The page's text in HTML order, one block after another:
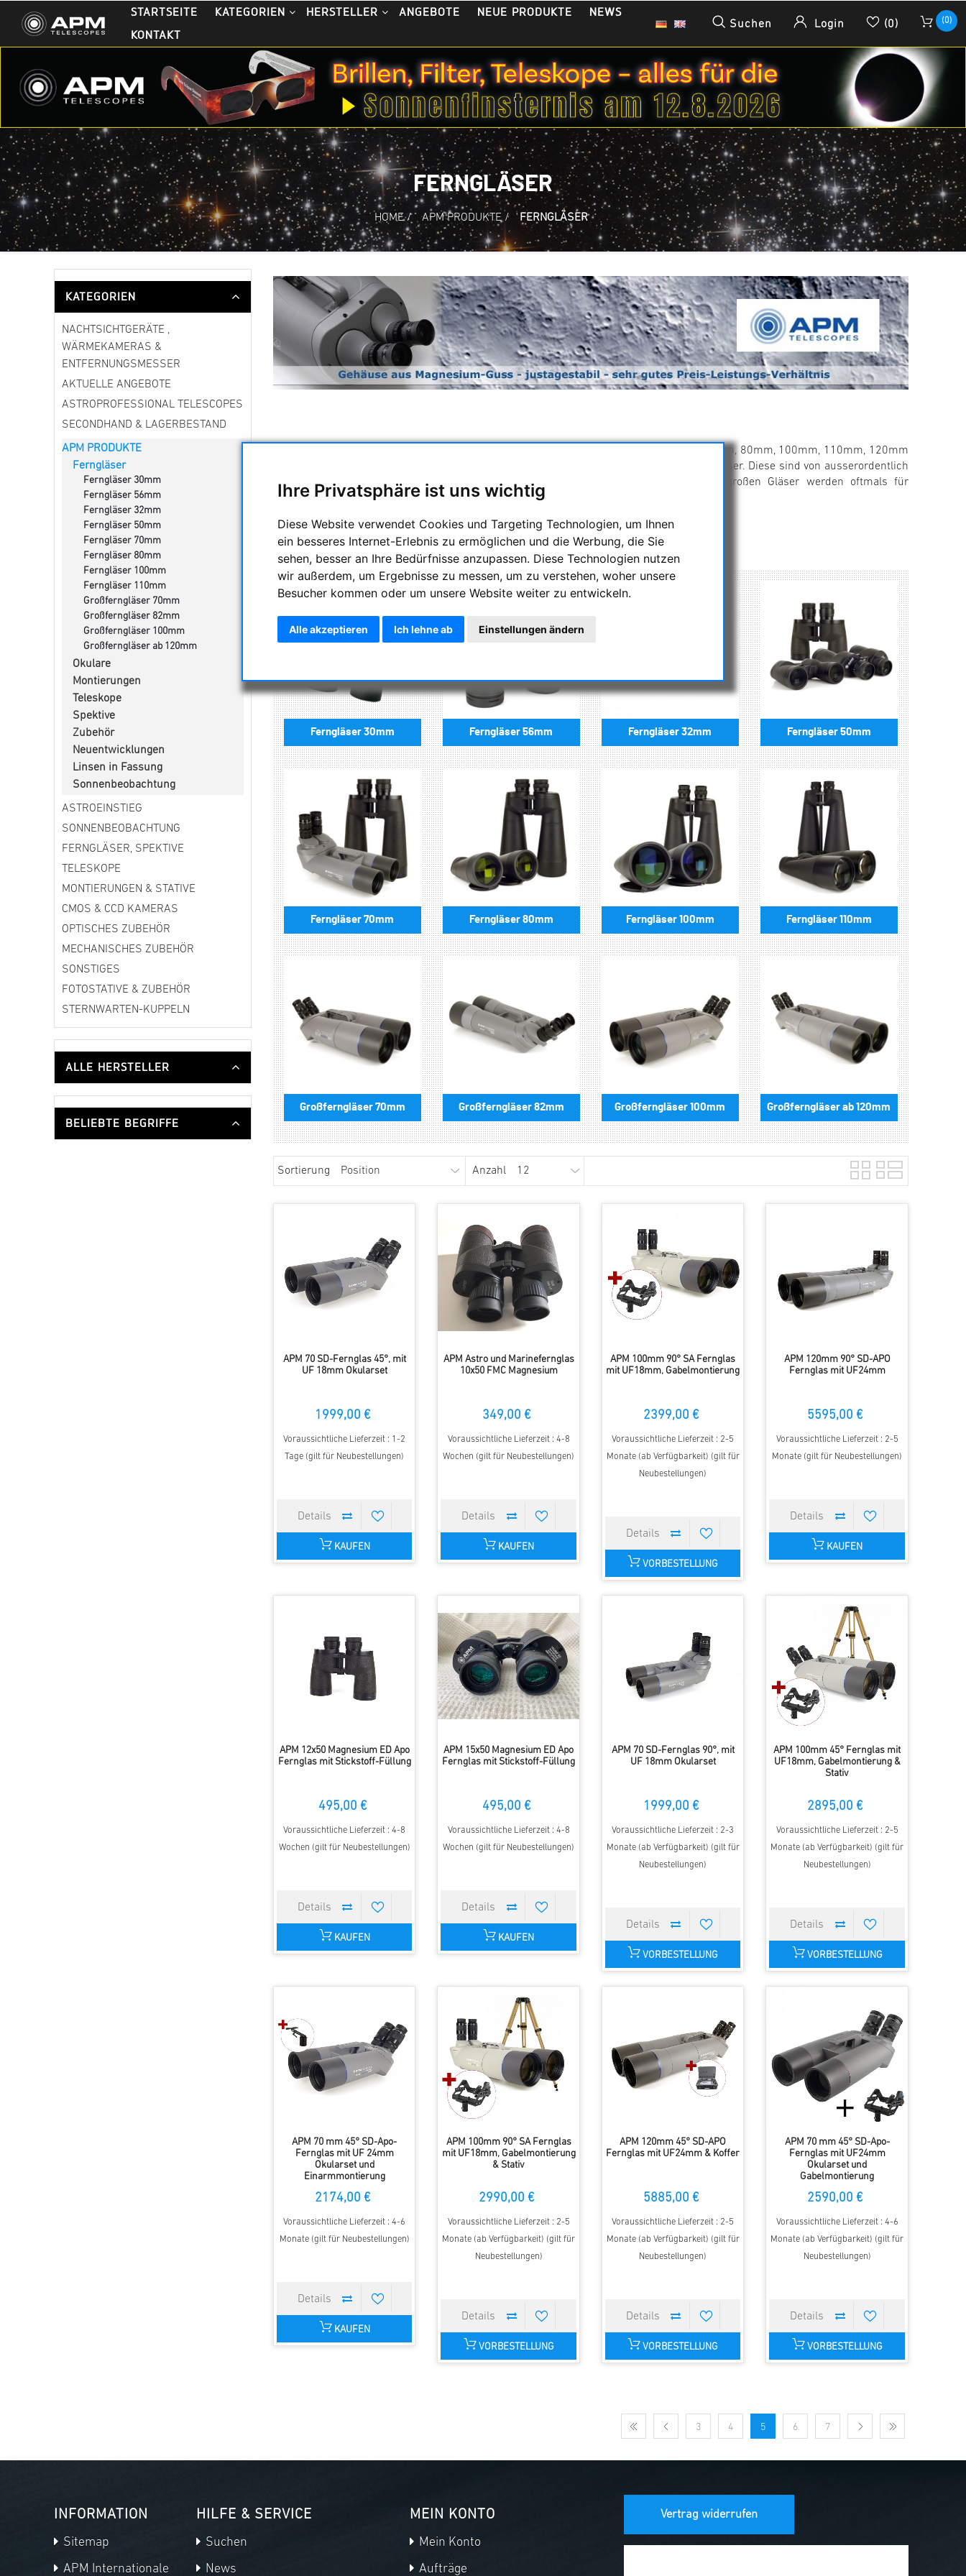
Ihre Privatsphäre ist uns wichtig
Diese Website verwendet Cookies und Targeting Technologien, um Ihnen
ein besseres Internet-Erlebnis zu ermöglichen und die Werbung, die Sie
sehen, besser an Ihre Bedürfnisse anzupassen. Diese Technologien nutzen
wir außerdem, um Ergebnisse zu messen, um zu verstehen, woher unsere
Besucher kommen oder um unsere Website weiter zu entwickeln.
Alle akzeptieren Ich lehne ab Einstellungen ändern
STARTSEITE KATEGORIEN HERSTELLER ANGEBOTE NEUE PRODUKTE
NEWS
KONTAKT
Suchen Login (0) (0)
FERNGLÄSER
HOME / APM PRODUKTE / FERNGLÄSER
KATEGORIEN
NACHTSICHTGERÄTE ,
WÄRMEKAMERAS &
ENTFERNUNGSMESSER
AKTUELLE ANGEBOTE
ASTROPROFESSIONAL TELESCOPES
SECONDHAND & LAGERBESTAND
APM PRODUKTE
Ferngläser
Ferngläser 30mm
Ferngläser 56mm
Ferngläser 32mm
Ferngläser 50mm
Ferngläser 70mm
Ferngläser 80mm
Ferngläser 100mm
Ferngläser 110mm
Großferngläser 70mm
Großferngläser 82mm
Großferngläser 100mm
Großferngläser ab 120mm
Okulare
Montierungen
Teleskope
Spektive
Zubehör
Neuentwicklungen
Linsen in Fassung
Sonnenbeobachtung
ASTROEINSTIEG
SONNENBEOBACHTUNG
FERNGLÄSER, SPEKTIVE
TELESKOPE
MONTIERUNGEN & STATIVE
CMOS & CCD KAMERAS
OPTISCHES ZUBEHÖR
MECHANISCHES ZUBEHÖR
SONSTIGES
FOTOSTATIVE & ZUBEHÖR
STERNWARTEN-KUPPELN
ALLE HERSTELLER
BELIEBTE BEGRIFFE
APM bietet eine ganze Reihe von hochwertigen Ferngläsern an. Dazu gehören 50mm, 70mm, 80mm, 100mm, 110mm, 120mm
und demnächst auch 150mm Ferngläser. Besonders erwähnenswert sind die APO-Ferngläser. Diese sind von ausserordentlich
guter Qualität - farbrein, sehr gutes, gestochen scharfes und auch klares Bild. Die großen Gläser werden oftmals für
astronomische Beobachtungen eingesetzt. Die kleineren hingegen sind universell einsetzbar.
Alle ED und Non ED Ferngläser sind wasserdicht und mit Stickstiff gefüllt!!!
Ferngläser 30mm Ferngläser 56mm Ferngläser 32mm Ferngläser 50mm
Ferngläser 70mm Ferngläser 80mm Ferngläser 100mm Ferngläser 110mm
Großferngläser 70mm Großferngläser 82mm Großferngläser 100mm Großferngläser ab 120mm
Sortierung Anzahl
APM 70 SD-Fernglas 45°, mit
UF 18mm Okularset
1999,00 €
Voraussichtliche Lieferzeit : 1-2
Tage (gilt für Neubestellungen)
KAUFEN
APM Astro und Marinefernglas
10x50 FMC Magnesium
349,00 €
Voraussichtliche Lieferzeit : 4-8
Wochen (gilt für Neubestellungen)
KAUFEN
APM 100mm 90° SA Fernglas
mit UF18mm, Gabelmontierung
2399,00 €
Voraussichtliche Lieferzeit : 2-5
Monate (ab Verfügbarkeit) (gilt für
Neubestellungen)
VORBESTELLUNG
APM 120mm 90° SD-APO
Fernglas mit UF24mm
5595,00 €
Voraussichtliche Lieferzeit : 2-5
Monate (gilt für Neubestellungen)
KAUFEN
APM 12x50 Magnesium ED Apo
Fernglas mit Stickstoff-Füllung
495,00 €
Voraussichtliche Lieferzeit : 4-8
Wochen (gilt für Neubestellungen)
KAUFEN
APM 15x50 Magnesium ED Apo
Fernglas mit Stickstoff-Füllung
495,00 €
Voraussichtliche Lieferzeit : 4-8
Wochen (gilt für Neubestellungen)
KAUFEN
APM 70 SD-Fernglas 90°, mit
UF 18mm Okularset
1999,00 €
Voraussichtliche Lieferzeit : 2-3
Monate (ab Verfügbarkeit) (gilt für
Neubestellungen)
VORBESTELLUNG
APM 100mm 45° Fernglas mit
UF18mm, Gabelmontierung &
Stativ
2895,00 €
Voraussichtliche Lieferzeit : 2-5
Monate (ab Verfügbarkeit) (gilt für
Neubestellungen)
VORBESTELLUNG
APM 70 mm 45° SD-Apo-
Fernglas mit UF 24mm
Okularset und
Einarmmontierung
2174,00 €
Voraussichtliche Lieferzeit : 4-6
Monate (gilt für Neubestellungen)
KAUFEN
APM 100mm 90° SA Fernglas
mit UF18mm, Gabelmontierung
& Stativ
2990,00 €
Voraussichtliche Lieferzeit : 2-5
Monate (ab Verfügbarkeit) (gilt für
Neubestellungen)
VORBESTELLUNG
APM 120mm 45° SD-APO
Fernglas mit UF24mm & Koffer
5885,00 €
Voraussichtliche Lieferzeit : 2-5
Monate (ab Verfügbarkeit) (gilt für
Neubestellungen)
VORBESTELLUNG
APM 70 mm 45° SD-Apo-
Fernglas mit UF24mm
Okularset und
Gabelmontierung
2590,00 €
Voraussichtliche Lieferzeit : 4-6
Monate (ab Verfügbarkeit) (gilt für
Neubestellungen)
VORBESTELLUNG
3 4 5 6 7
INFORMATION
Sitemap
APM Internationale
HILFE & SERVICE
Suchen
News
MEIN KONTO
Mein Konto
Aufträge
Vertrag widerrufen